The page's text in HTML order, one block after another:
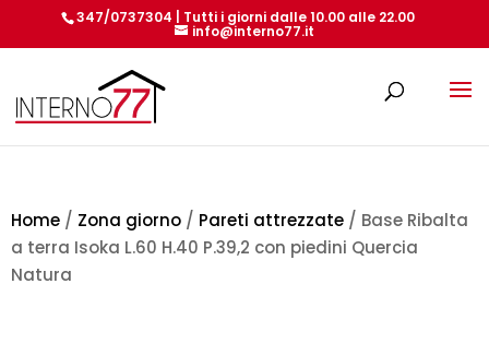
347/0737304 | Tutti i giorni dalle 10.00 alle 22.00
info@interno77.it
Home / Zona giorno / Pareti attrezzate / Base Ribalta
a terra Isoka L.60 H.40 P.39,2 con piedini Quercia
Natura